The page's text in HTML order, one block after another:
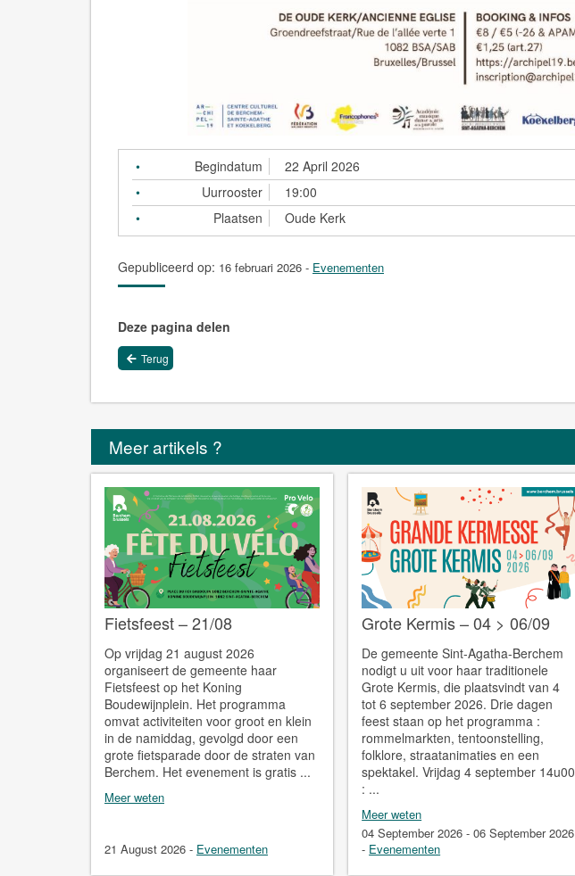
Begindatum
22 April 2026
Uurrooster
19:00
Plaatsen
Oude Kerk
Gepubliceerd op: 16 februari 2026 - Evenementen
Deze pagina delen
Terug
Meer artikels ?
Fietsfeest – 21/08
Op vrijdag 21 august 2026
organiseert de gemeente haar
Fietsfeest op het Koning
Boudewijnplein. Het programma
omvat activiteiten voor groot en klein
in de namiddag, gevolgd door een
grote fietsparade door de straten van
Berchem. Het evenement is gratis ...
Meer weten
21 August 2026 - Evenementen
Grote Kermis – 04 > 06/09
De gemeente Sint-Agatha-Berchem
nodigt u uit voor haar traditionele
Grote Kermis, die plaatsvindt van 4
tot 6 september 2026. Drie dagen
feest staan op het programma :
rommelmarkten, tentoonstelling,
folklore, straatanimaties en een
spektakel. Vrijdag 4 september 14u00
: ...
Meer weten
04 September 2026 - 06 September 2026
- Evenementen